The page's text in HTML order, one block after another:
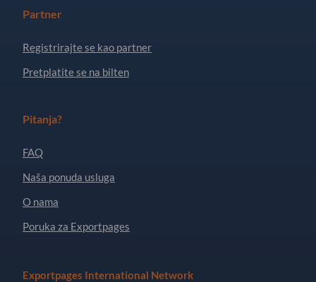
Partner
Registrirajte se kao partner
Pretplatite se na bilten
Pitanja?
FAQ
Naša ponuda usluga
O nama
Poruka za Exportpages
Exportpages International Network